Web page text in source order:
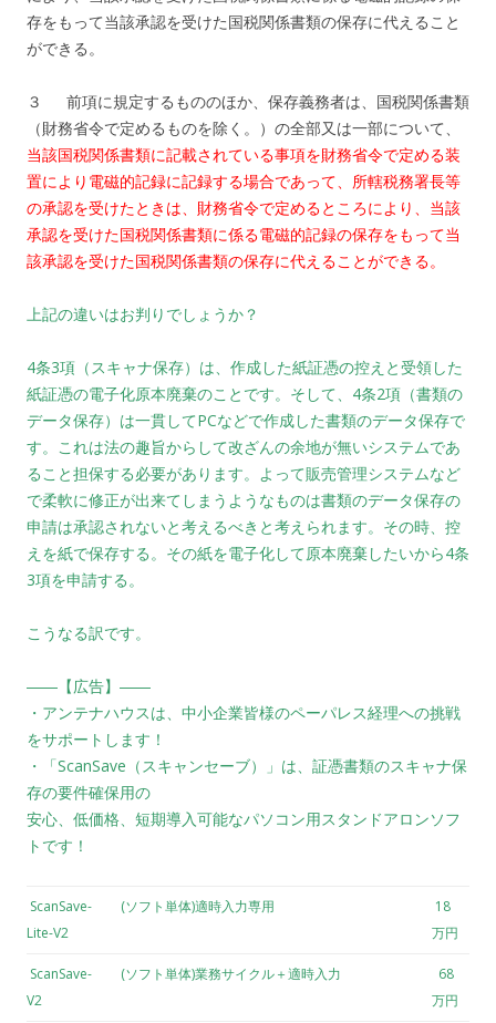
存をもって当該承認を受けた国税関係書類の保存に代えること
ができる。
３ 前項に規定するもののほか、保存義務者は、国税関係書類
（財務省令で定めるものを除く。）の全部又は一部について、
当該国税関係書類に記載されている事項を財務省令で定める装
置により電磁的記録に記録する場合であって、所轄税務署長等
の承認を受けたときは、財務省令で定めるところにより、当該
承認を受けた国税関係書類に係る電磁的記録の保存をもって当
該承認を受けた国税関係書類の保存に代えることができる。
上記の違いはお判りでしょうか？
4条3項（スキャナ保存）は、作成した紙証憑の控えと受領した
紙証憑の電子化原本廃棄のことです。そして、4条2項（書類の
データ保存）は一貫してPCなどで作成した書類のデータ保存で
す。これは法の趣旨からして改ざんの余地が無いシステムであ
ること担保する必要があります。よって販売管理システムなど
で柔軟に修正が出来てしまうようなものは書類のデータ保存の
申請は承認されないと考えるべきと考えられます。その時、控
えを紙で保存する。その紙を電子化して原本廃棄したいから4条
3項を申請する。
こうなる訳です。
――【広告】――
・アンテナハウスは、中小企業皆様のペーパレス経理への挑戦
をサポートします！
・「ScanSave（スキャンセーブ）」は、証憑書類のスキャナ保
存の要件確保用の
安心、低価格、短期導入可能なパソコン用スタンドアロンソフ
トです！
ScanSave-
Lite-V2
(ソフト単体)適時入力専用
18
万円
ScanSave-
V2
(ソフト単体)業務サイクル＋適時入力
68
万円